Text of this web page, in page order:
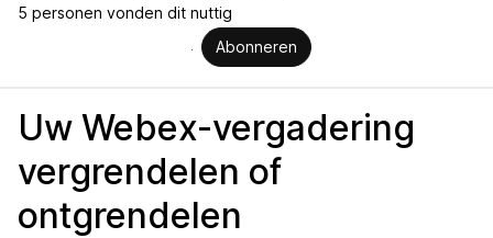
5 personen vonden dit nuttig
Abonneren
Uw Webex-vergadering
vergrendelen of
ontgrendelen